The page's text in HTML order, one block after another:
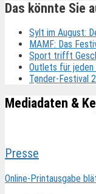
Das könnte Sie
Sylt im August:
MAMF: Das
Sport trifft
Outlets für jeden
Tønder-Festival
Mediadaten &
Presse
Online-Printausgabe